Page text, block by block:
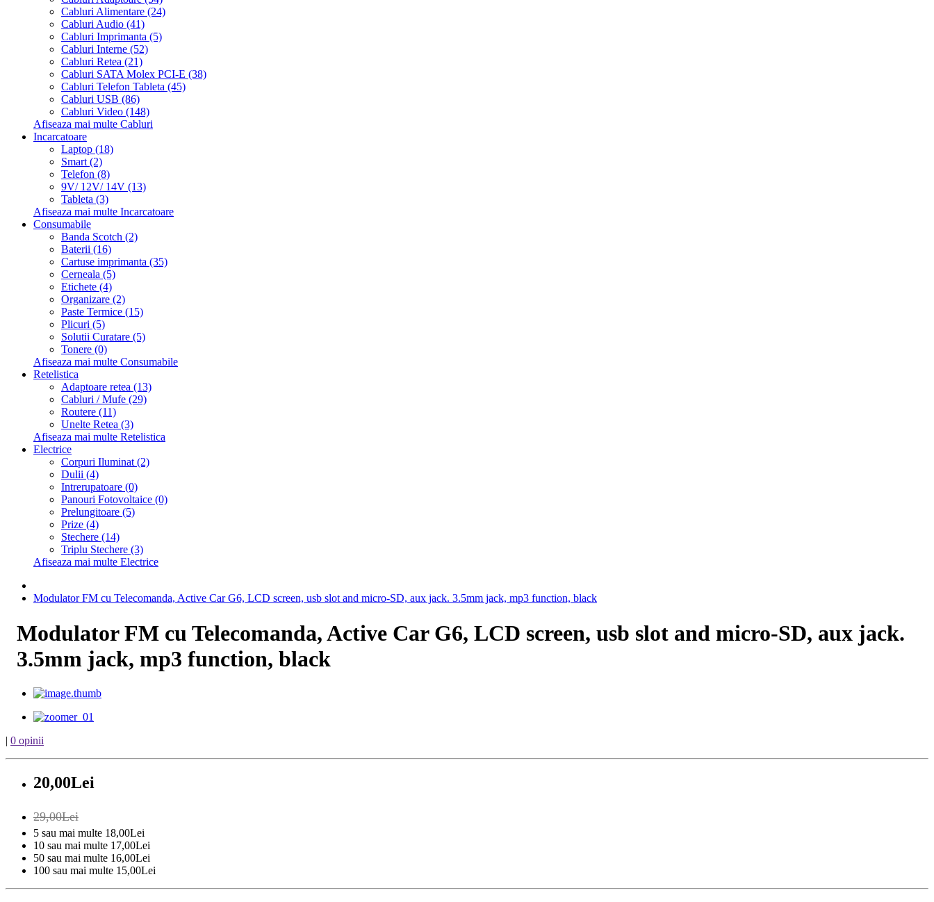
Cabluri Alimentare (24)
Cabluri Audio (41)
Cabluri Imprimanta (5)
Cabluri Interne (52)
Cabluri Retea (21)
Cabluri SATA Molex PCI-E (38)
Cabluri Telefon Tableta (45)
Cabluri USB (86)
Cabluri Video (148)
Afiseaza mai multe Cabluri
Incarcatoare
Laptop (18)
Smart (2)
Telefon (8)
9V/ 12V/ 14V (13)
Tableta (3)
Afiseaza mai multe Incarcatoare
Consumabile
Banda Scotch (2)
Baterii (16)
Cartuse imprimanta (35)
Cerneala (5)
Etichete (4)
Organizare (2)
Paste Termice (15)
Plicuri (5)
Solutii Curatare (5)
Tonere (0)
Afiseaza mai multe Consumabile
Retelistica
Adaptoare retea (13)
Cabluri / Mufe (29)
Routere (11)
Unelte Retea (3)
Afiseaza mai multe Retelistica
Electrice
Corpuri Iluminat (2)
Dulii (4)
Intrerupatoare (0)
Panouri Fotovoltaice (0)
Prelungitoare (5)
Prize (4)
Stechere (14)
Triplu Stechere (3)
Afiseaza mai multe Electrice
Modulator FM cu Telecomanda, Active Car G6, LCD screen, usb slot and micro-SD, aux jack. 3.5mm jack, mp3 function, black
Modulator FM cu Telecomanda, Active Car G6, LCD screen, usb slot and micro-SD, aux jack.
3.5mm jack, mp3 function, black
| 0 opinii
20,00Lei
29,00Lei
5 sau mai multe 18,00Lei
10 sau mai multe 17,00Lei
50 sau mai multe 16,00Lei
100 sau mai multe 15,00Lei